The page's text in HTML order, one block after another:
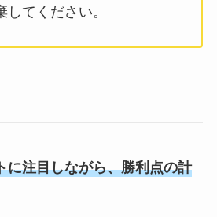
てください。
に注目しながら、勝利点の計